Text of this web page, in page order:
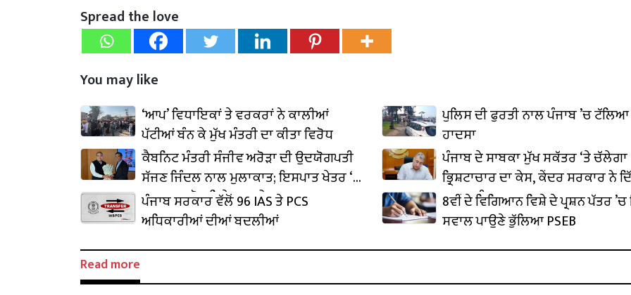
Spread the love
You may like
‘ਆਪ’ ਵਿਧਾਇਕਾਂ ਤੇ ਵਰਕਰਾਂ ਨੇ ਕਾਲੀਆਂ
ਪੱਟੀਆਂ ਬੰਨ ਕੇ ਮੁੱਖ ਮੰਤਰੀ ਦਾ ਕੀਤਾ ਵਿਰੋਧ
ਪੁਲਿਸ ਦੀ ਫੁਰਤੀ ਨਾਲ ਪੰਜਾਬ ’ਚ
ਹਾਦਸਾ
ਕੈਬਨਿਟ ਮੰਤਰੀ ਸੰਜੀਵ ਅਰੋੜਾ ਦੀ ਉਦਯੋਗਪਤੀ
ਸੱਜਣ ਜਿੰਦਲ ਨਾਲ ਮੁਲਾਕਾਤ; ਇਸਪਾਤ ਖੇਤਰ ‘ਚ
₹1,500 ਕਰੋੜ ਨਿਵੇਸ਼ ਦਾ ਐਲਾਨ
ਪੰਜਾਬ ਦੇ ਸਾਬਕਾ ਮੁੱਖ ਸਕੱਤਰ ‘ਤੇ ਚੱਲੇਗਾ
ਭ੍ਰਿਸ਼ਟਾਚਾਰ ਦਾ ਕੇਸ, ਕੇਂਦਰ ਸਰਕਾਰ ਨੇ
ਪ੍ਰਵਾਨਗੀ
ਪੰਜਾਬ ਸਰਕਾਰ ਵੱਲੋਂ 96 IAS ਤੇ PCS
ਅਧਿਕਾਰੀਆਂ ਦੀਆਂ ਬਦਲੀਆਂ
8ਵੀਂ ਦੇ ਵਿਗਿਆਨ ਵਿਸ਼ੇ ਦੇ ਪ੍ਰਸ਼ਨ ਪੱਤਰ ’ਚ
ਸਵਾਲ ਪਾਉਣੇ ਭੁੱਲਿਆ PSEB
Read more